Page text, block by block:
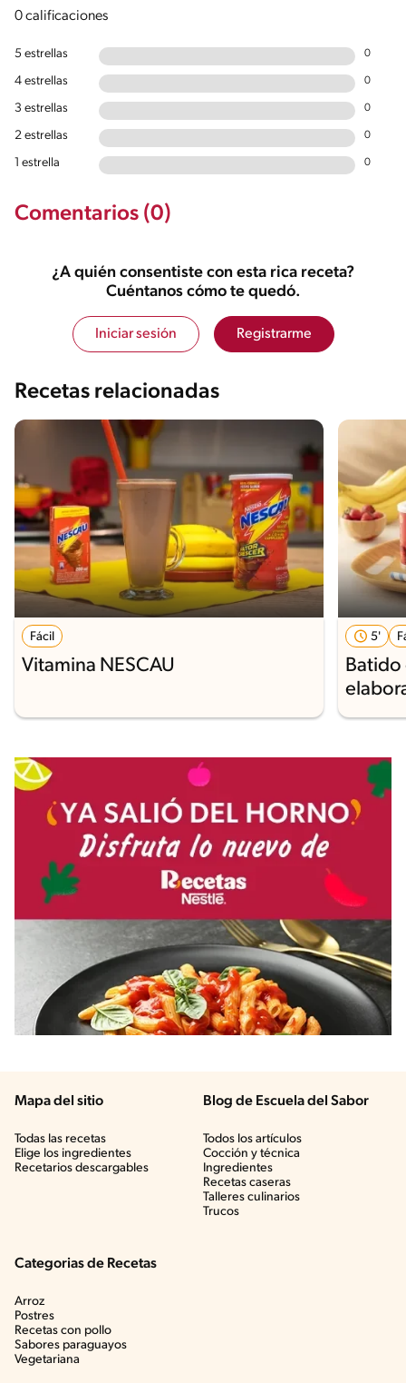
0 calificaciones
5 estrellas 0
4 estrellas 0
3 estrellas 0
2 estrellas 0
1 estrella 0
Comentarios (0)
¿A quién consentiste con esta rica receta?
Cuéntanos cómo te quedó.
Iniciar sesión Registrarme
Recetas relacionadas
Fácil
Vitamina NESCAU
5'
Batido
Mapa del sitio
Todas las recetas
Elige los ingredientes
Recetarios descargables
Blog de Escuela del Sabor
Todos los artículos
Cocción y técnica
Ingredientes
Recetas caseras
Talleres culinarios
Trucos
Categorias de Recetas
Arroz
Postres
Recetas con pollo
Sabores paraguayos
Vegetariana